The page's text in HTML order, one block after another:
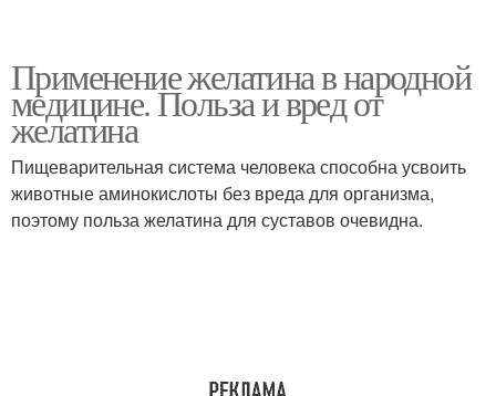
Применение желатина в народной
медицине. Польза и вред от
желатина
Пищеварительная система человека способна усвоить
животные аминокислоты без вреда для организма,
поэтому польза желатина для суставов очевидна.